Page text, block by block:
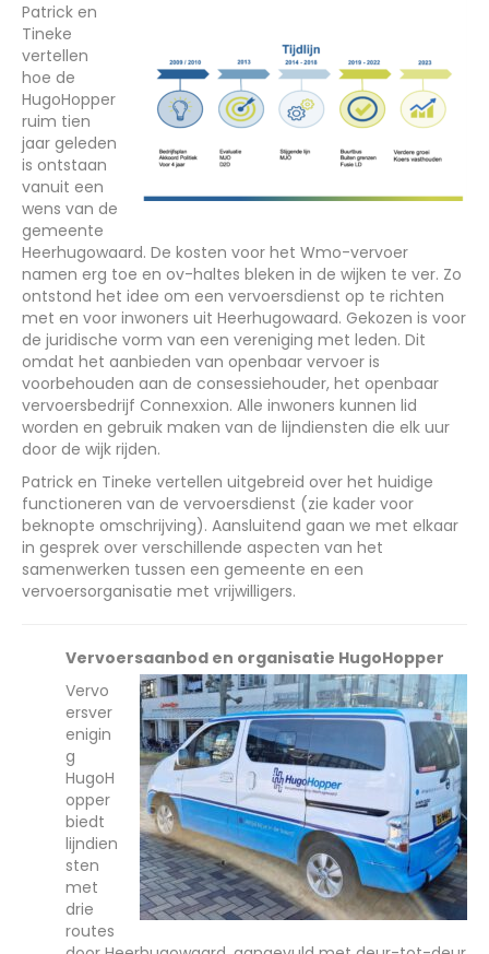
Patrick en
Tineke
vertellen
hoe de
HugoHopper
ruim tien
jaar geleden
is ontstaan
vanuit een
wens van de
gemeente
Heerhugowaard. De kosten voor het Wmo-vervoer
namen erg toe en ov-haltes bleken in de wijken te ver. Zo
ontstond het idee om een vervoersdienst op te richten
met en voor inwoners uit Heerhugowaard. Gekozen is voor
de juridische vorm van een vereniging met leden. Dit
omdat het aanbieden van openbaar vervoer is
voorbehouden aan de consessiehouder, het openbaar
vervoersbedrijf Connexxion. Alle inwoners kunnen lid
worden en gebruik maken van de lijndiensten die elk uur
door de wijk rijden.
Patrick en Tineke vertellen uitgebreid over het huidige
functioneren van de vervoersdienst (zie kader voor
beknopte omschrijving). Aansluitend gaan we met elkaar
in gesprek over verschillende aspecten van het
samenwerken tussen een gemeente en een
vervoersorganisatie met vrijwilligers.
Vervoersaanbod en organisatie HugoHopper
Vervo
ersver
enigin
g
HugoH
opper
biedt
lijndien
sten
met
drie
routes